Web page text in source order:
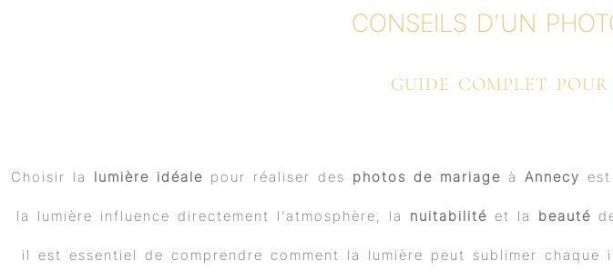
b
o
u
b
CONSEILS D’UN
GUIDE COMPLET
Choisir la lumière idéale pour réaliser des photos de mariage à Annecy
la lumière influence directement l’atmosphère, la nuitabilité et la beauté
il est essentiel de comprendre comment la lumière peut sublimer